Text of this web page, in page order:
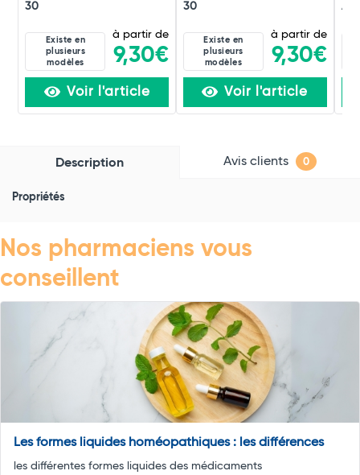
30
Existe en
plusieurs
modèles
à partir de
9,30€
Voir l'article
30
Existe en
plusieurs
modèles
à partir de
9,30€
Voir l'article
Description Avis clients 0
Propriétés
Nos pharmaciens vous
conseillent
Les formes liquides homéopathiques : les différences
les différentes formes liquides des médicaments